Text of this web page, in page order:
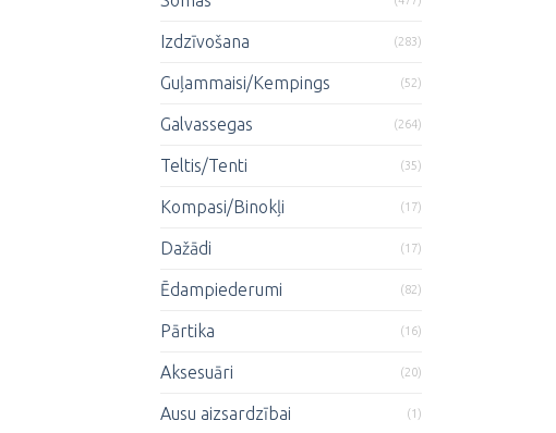
Izdzīvošana (283)
Guļammaisi/Kempings (52)
Galvassegas (264)
Teltis/Tenti (35)
Kompasi/Binokļi (17)
Dažādi (17)
Ēdampiederumi (82)
Pārtika (16)
Aksesuāri (20)
Ausu aizsardzībai (1)